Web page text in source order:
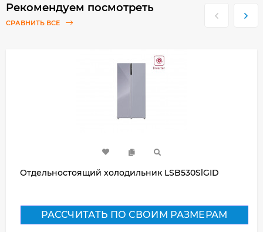
Рекомендуем посмотреть
СРАВНИТЬ ВСЕ
Отдельностоящий холодильник LSB530SlGID
РАССЧИТАТЬ ПО СВОИМ РАЗМЕРАМ